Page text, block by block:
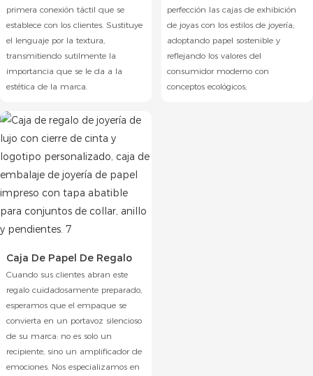
primera conexión táctil que se
establece con los clientes. Sustituye
el lenguaje por la textura,
transmitiendo sutilmente la
importancia que se le da a la
estética de la marca.
perfección las cajas de exhibición
de joyas con los estilos de joyería;
adoptando papel sostenible y
reflejando los valores del
consumidor moderno con
conceptos ecológicos;
Caja De Papel De Regalo
Cuando sus clientes abran este
regalo cuidadosamente preparado,
esperamos que el empaque se
convierta en un portavoz silencioso
de su marca: no es solo un
recipiente, sino un amplificador de
emociones. Nos especializamos en